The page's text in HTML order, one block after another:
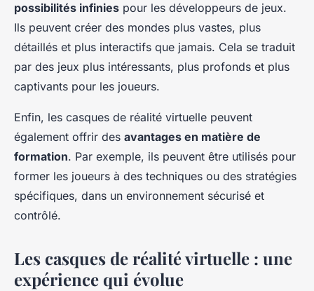
possibilités infinies pour les développeurs de jeux.
Ils peuvent créer des mondes plus vastes, plus
détaillés et plus interactifs que jamais. Cela se traduit
par des jeux plus intéressants, plus profonds et plus
captivants pour les joueurs.
Enfin, les casques de réalité virtuelle peuvent
également offrir des avantages en matière de
formation. Par exemple, ils peuvent être utilisés pour
former les joueurs à des techniques ou des stratégies
spécifiques, dans un environnement sécurisé et
contrôlé.
Les casques de réalité virtuelle : une
expérience qui évolue